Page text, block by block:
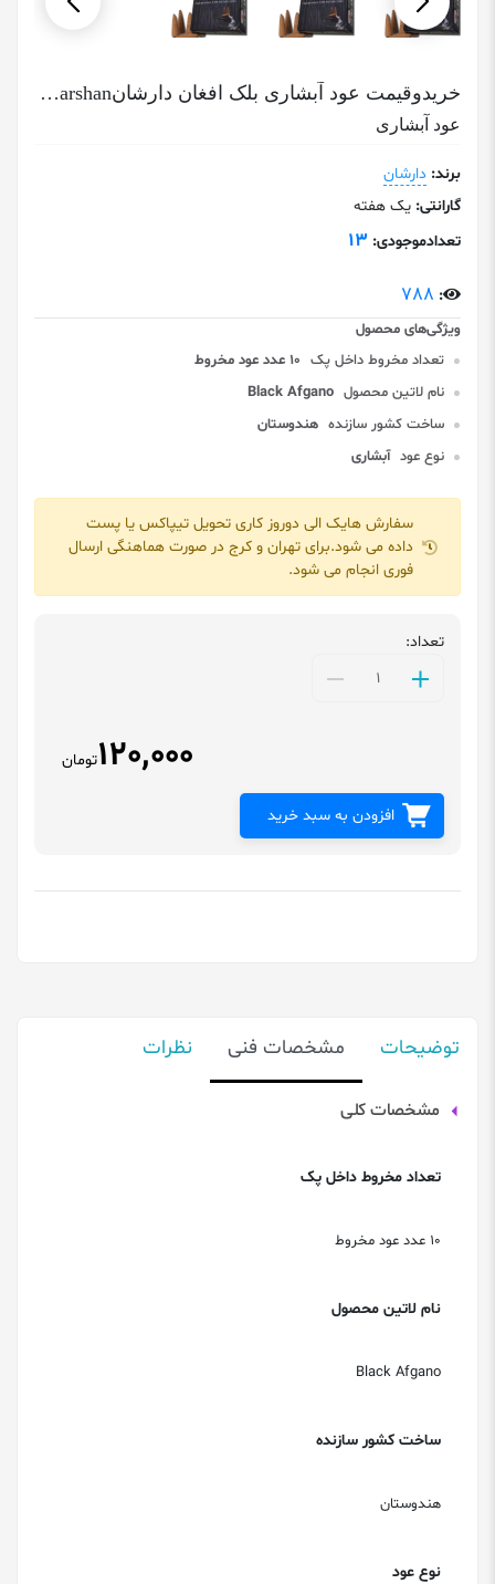
خریدوقیمت عود آبشاری بلک افغان دارشانBlack Afgano Darshan
عود آبشاری
برند: دارشان
گارانتی: یک هفته
تعدادموجودی: 13
:
788
تعداد مخروط داخل پک 10 عدد عود مخروط
نام لاتین محصول Black Afgano
ساخت کشور سازنده هندوستان
نوع عود آبشاری
سفارش هایک الی دوروز کاری تحویل تیپاکس یا پست
داده می شود.برای تهران و کرج در صورت هماهنگی ارسال
فوری انجام می شود.
تعداد:
120,000تومان
افزودن به سبد خرید
توضیحات مشخصات فنی نظرات
مشخصات کلی
تعداد مخروط داخل پک
10 عدد عود مخروط
نام لاتین محصول
Black Afgano
ساخت کشور سازنده
هندوستان
نوع عود